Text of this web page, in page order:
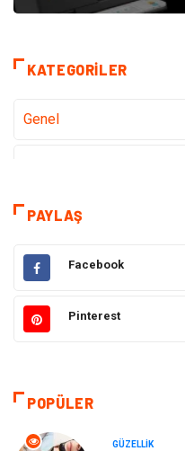
KATEGORILER
Genel
Eğitim
Dekorasyon
Güzellik
Sağlıklı Yaşam
Yeme İçme
PAYLAŞ
Facebook
Pinterest
POPÜLER
GÜZELLIK